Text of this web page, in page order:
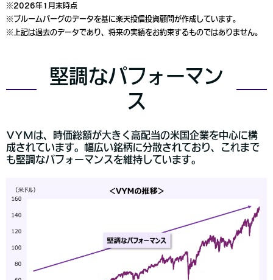
※2026年1月末時点
※ブルームバーグのデータを基に楽天投信投資顧問が作成しています。
※上記は過去のデータであり、将来の実績をお約束するものではありません。
堅調なパフォーマン
ス
VYMは、時価総額が大きく高配当の米国企業を中心に構
成されています。幅広い銘柄に分散されており、これまで
も堅調なパフォーマンスを維持しています。